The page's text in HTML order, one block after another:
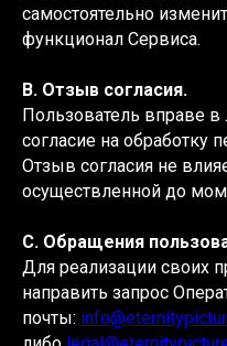
самостоятельно
функционал Сервиса.
B. Отзыв согласия.
Пользователь вправе
согласие на обработку
Отзыв согласия не
осуществленной до
C. Обращения
Для реализации своих
направить запрос
почты: